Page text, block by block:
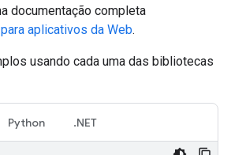
documentação completa
aplicativos da Web.
usando cada uma das bibliotecas
Python .NET